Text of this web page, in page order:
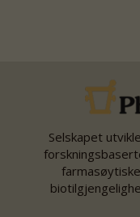
Selskapet